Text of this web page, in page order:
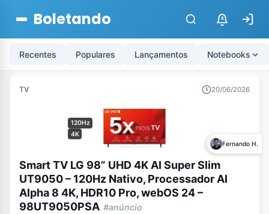
Boletando $
Recentes Populares Lançamentos Notebooks
TV 20/06/2026
120Hz
4K
Fernando H.
Smart TV LG 98” UHD 4K AI Super Slim
UT9050 – 120Hz Nativo, Processador AI
Alpha 8 4K, HDR10 Pro, webOS 24 –
98UT9050PSA #anúncio